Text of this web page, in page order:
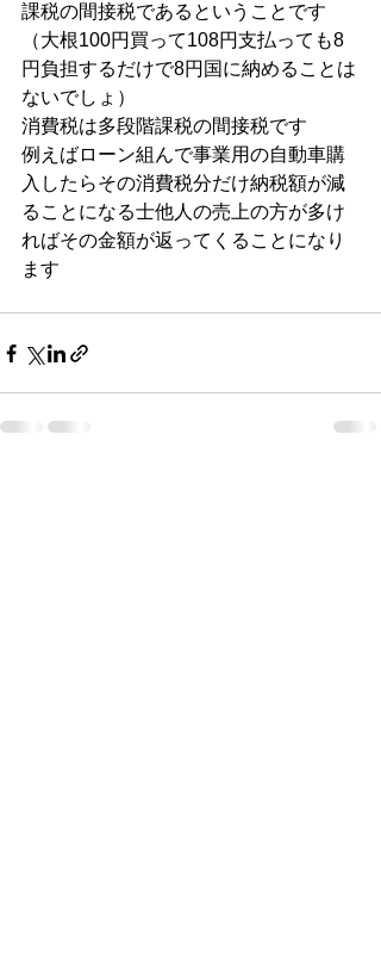
課税の間接税であるということです
（大根100円買って108円支払っても8
円負担するだけで8円国に納めることは
ないでしょ）
消費税は多段階課税の間接税です
例えばローン組んで事業用の自動車購
入したらその消費税分だけ納税額が減
ることになる士他人の売上の方が多け
ればその金額が返ってくることになり
ます